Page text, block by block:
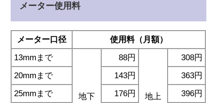
メーター使用料
メーター口径
使用料（月額）
13mmまで
地下
88円
地上
308円
20mmまで
143円
363円
25mmまで
176円
396円